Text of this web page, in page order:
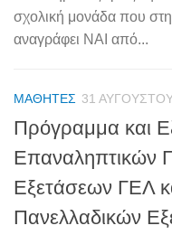
σχολική μονάδα που
αναγράφει ΝΑΙ από...
ΜΑΘΗΤΈΣ 31
Πρόγραμμα και
Επαναληπτικών
Εξετάσεων ΓΕΛ
Πανελλαδικών